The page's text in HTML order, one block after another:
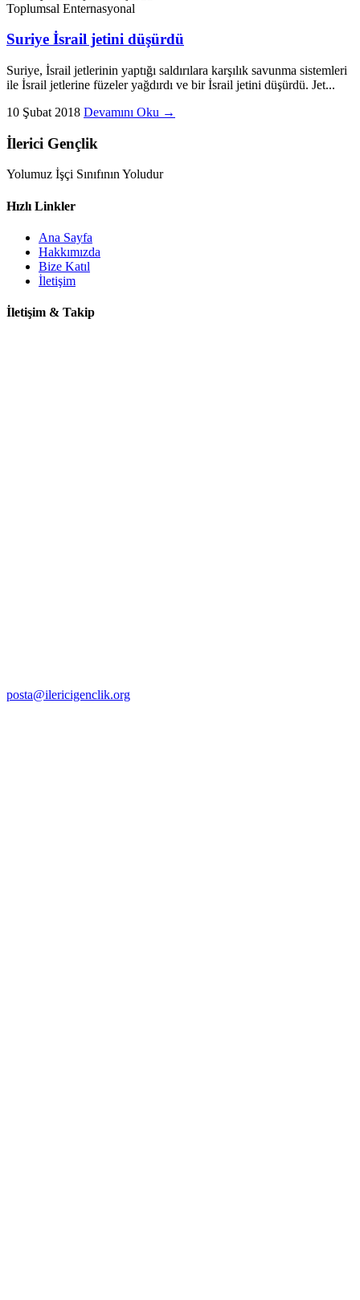
Toplumsal Enternasyonal
Suriye İsrail jetini düşürdü
Suriye, İsrail jetlerinin yaptığı saldırılara karşılık savunma sistemleri
ile İsrail jetlerine füzeler yağdırdı ve bir İsrail jetini düşürdü. Jet...
10 Şubat 2018 Devamını Oku →
İlerici Gençlik
Yolumuz İşçi Sınıfının Yoludur
Hızlı Linkler
Ana Sayfa
Hakkımızda
Bize Katıl
İletişim
İletişim & Takip
posta@ilericigenclik.org